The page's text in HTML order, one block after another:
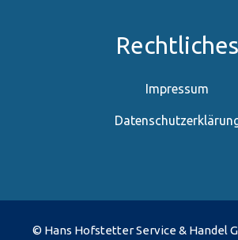
Rechtliches
Impressum
© Hans Hofstetter Service & Handel